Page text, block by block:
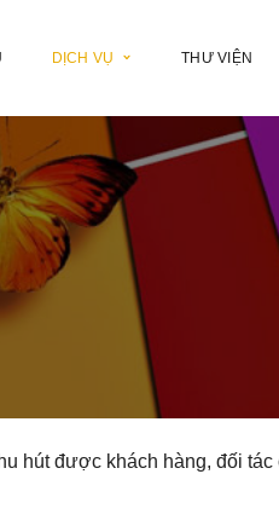
DỊCH VỤ THƯ VIỆN
hút được khách hàng, đối